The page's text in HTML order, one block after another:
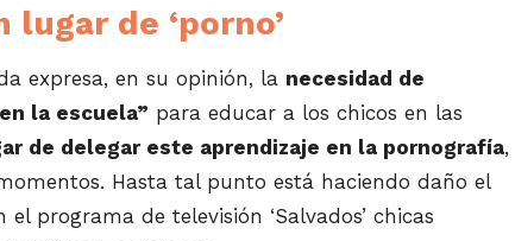
de ‘porno’
expresa, en su opinión, la necesidad de
la escuela” para educar a los chicos en las
de delegar este aprendizaje en la pornografía,
Hasta tal punto está haciendo daño el
el programa de televisión ‘Salvados’ chicas